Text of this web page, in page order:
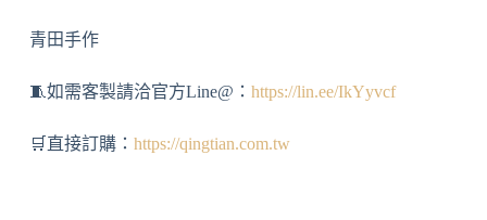
青田手作
🧵如需客製請洽官方Line@： https://lin.ee/IkYyvcf
🛒直接訂購： https://qingtian.com.tw